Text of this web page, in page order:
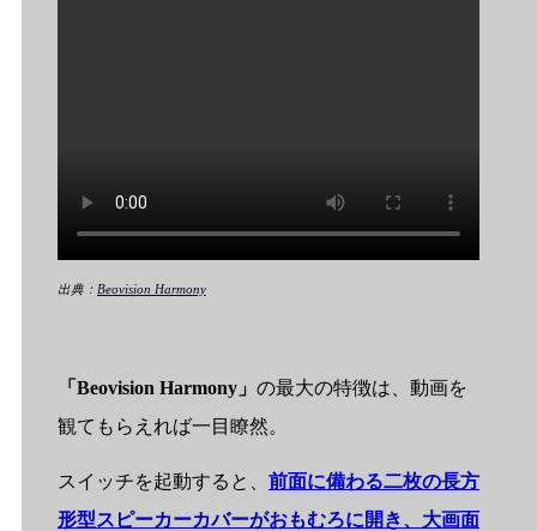
出典： Beovision Harmony
「Beovision Harmony」 の最大の特徴は、動画を
観てもらえれば一目瞭然。
スイッチを起動すると、 前面に備わる二枚の長方
形型スピーカーカバーがおもむろに開き、大画面